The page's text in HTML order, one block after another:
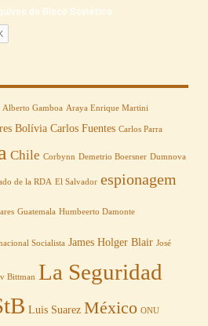
Alberto Gamboa Araya Enrique Martini
Bolívia Carlos Fuentes Carlos Parra
Chile Corbynn Demetrio Boersner Dumnova
de la RDA El Salvador espionagem
Guatemala Humbeerto Damonte
Socialista James Holger Blair José
Bittman La Seguridad
Luis Suarez México ONU